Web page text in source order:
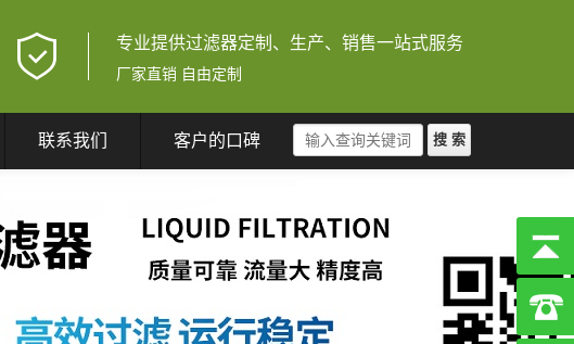
专业提供过滤器定制、生产、销售一站式服务
厂家直销 自由定制
联系我们 客户的口碑